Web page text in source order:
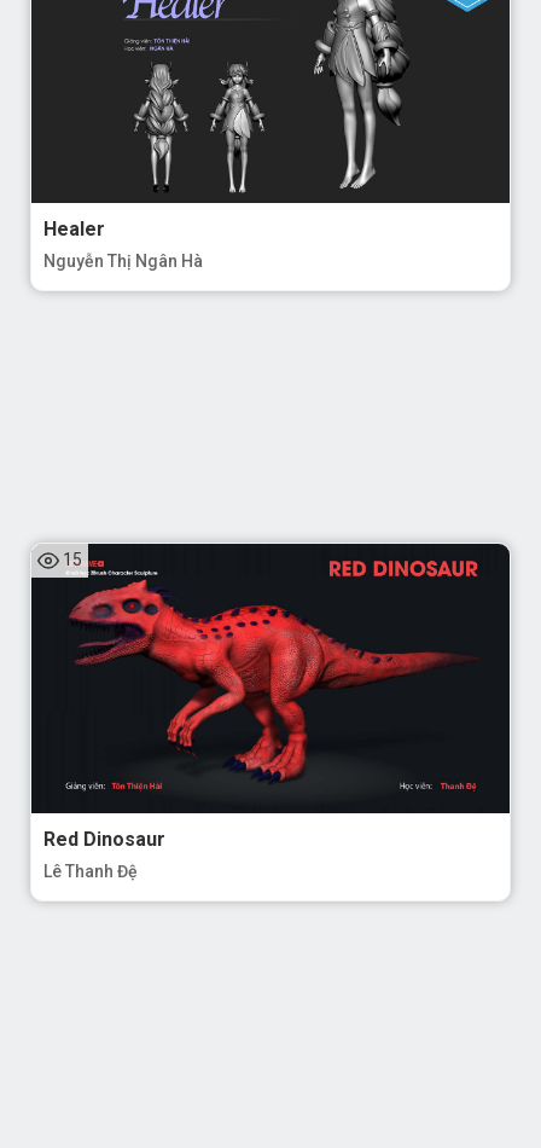
Healer
Nguyễn Thị Ngân Hà
15
Red Dinosaur
Lê Thanh Đệ